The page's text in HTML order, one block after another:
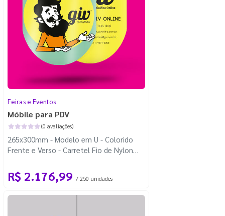
Feiras e Eventos
Móbile para PDV
(0 avaliações)
265x300mm - Modelo em U - Colorido
Frente e Verso - Carretel Fio de Nylon
R$ 2.176,99 / 250 unidades